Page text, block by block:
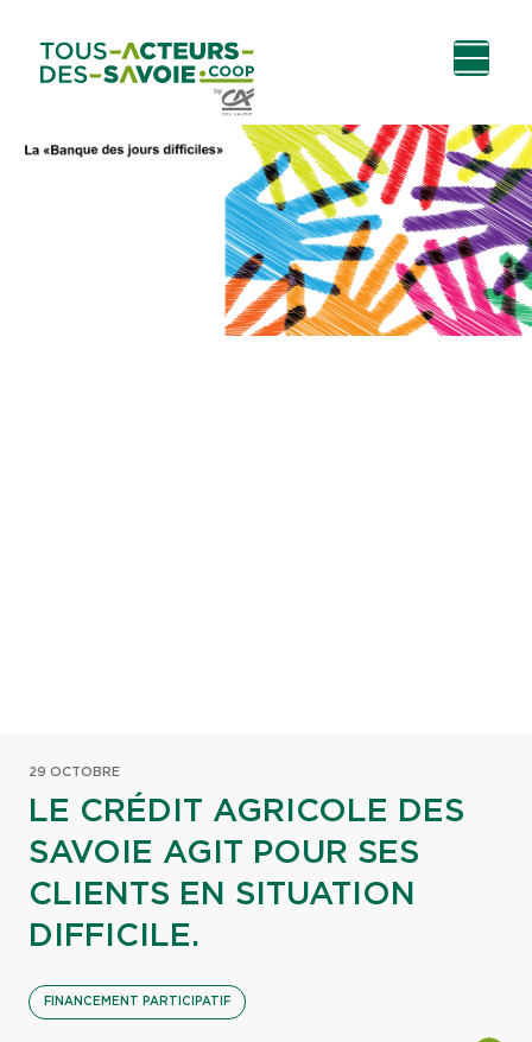
contenu
principal
29 OCTOBRE
LE CRÉDIT AGRICOLE DES
SAVOIE AGIT POUR SES
CLIENTS EN SITUATION
DIFFICILE.
FINANCEMENT PARTICIPATIF